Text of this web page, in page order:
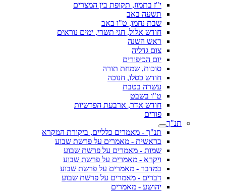
י"ז בתמוז, תקופת בין המצרים
תשעה באב
שבת נחמו, ט"ו באב
חודש אלול, חגי תשרי, ימים נוראים
ראש השנה
צום גדליה
יום הכיפורים
סוכות, שמחת תורה
חודש כסלו, חנוכה
עשרה בטבת
ט"ו בשבט
חודש אדר, ארבעת הפרשיות
פורים
תנ"ך
תנ"ך - מאמרים כלליים, ביקורת המקרא
בראשית - מאמרים על פרשת שבוע
שמות - מאמרים על פרשת שבוע
ויקרא - מאמרים על פרשת שבוע
במדבר - מאמרים על פרשת שבוע
דברים - מאמרים על פרשת שבוע
יהושע - מאמרים